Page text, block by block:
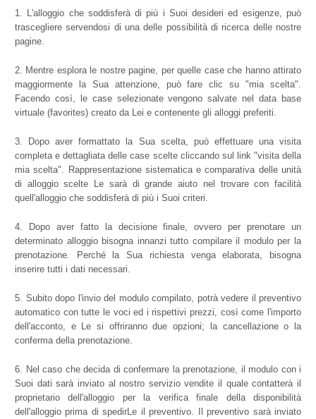
L'alloggio che soddisferà di più i Suoi desideri ed esigenze, può
trascegliere servendosi di una delle possibilità di ricerca delle nostre
pagine.
Mentre esplora le nostre pagine, per quelle case che hanno attirato
maggiormente la Sua attenzione, può fare clic su "mia scelta".
Facendo così, le case selezionate vengono salvate nel data base
virtuale (favorites) creato da Lei e contenente gli alloggi preferiti.
Dopo aver formattato la Sua scelta, può effettuare una visita
completa e dettagliata delle case scelte cliccando sul link "visita della
mia scelta". Rappresentazione sistematica e comparativa delle unità
di alloggio scelte Le sarà di grande aiuto nel trovare con facilità
quell'alloggio che soddisferà di più i Suoi criteri.
Dopo aver fatto la decisione finale, ovvero per prenotare un
determinato alloggio bisogna innanzi tutto compilare il modulo per la
prenotazione. Perché la Sua richiesta venga elaborata, bisogna
inserire tutti i dati necessari.
Subito dopo l'invio del modulo compilato, potrà vedere il preventivo
automatico con tutte le voci ed i rispettivi prezzi, così come l'importo
dell'acconto, e Le si offriranno due opzioni; la cancellazione o la
conferma della prenotazione.
Nel caso che decida di confermare la prenotazione, il modulo con i
Suoi dati sarà inviato al nostro servizio vendite il quale contatterà il
proprietario dell'alloggio per la verifica finale della disponibilità
dell'alloggio prima di spedirLe il preventivo. Il preventivo sarà inviato